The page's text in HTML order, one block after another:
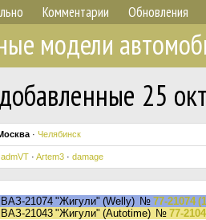
Комментарии Обновления
модели
25
· Челябинск
admVT · Artem3 · damage
ВАЗ-21074 "Жигули" (Welly) № 77-21074
ВАЗ-21043 "Жигули" (Autotime) № 77-